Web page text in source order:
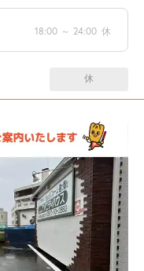
18:00 ～ 24:00 休
休